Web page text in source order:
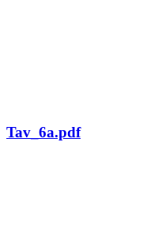
Tav_6a.pdf